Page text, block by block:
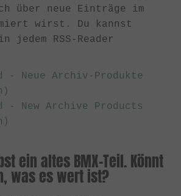
über neue Einträge im
wirst. Du kannst
jedem RSS-Reader
- Neue Archiv-Produkte
- New Archive Products
ein altes BMX-Teil. Könnt
was es wert ist?